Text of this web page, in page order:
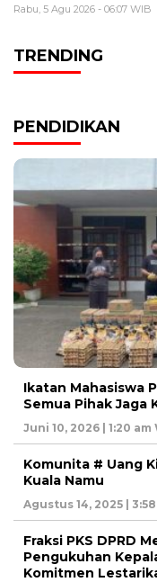
Rabu, 5 Agu 2026 - 06:07 WIB
TRENDING
PENDIDIKAN
Ikatan Mahasiswa
Semua Pihak Jaga
Juni 10, 2026 | 1:20 am
Komunita # Uang
Kuala Namu
Agustus 14, 2025 |
Fraksi PKS DPRD
Pengukuhan
Komitmen